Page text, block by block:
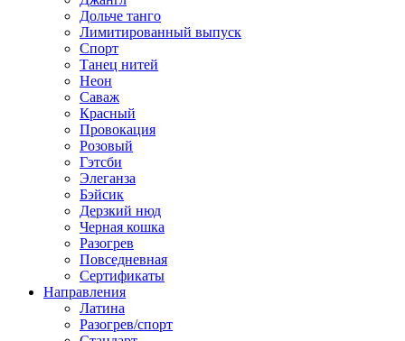
Дольче танго
Лимитированный выпуск
Спорт
Танец нитей
Неон
Саваж
Красный
Провокация
Розовый
Гэтсби
Элеганза
Бэйсик
Дерзкий нюд
Черная кошка
Разогрев
Повседневная
Сертификаты
Направления
Латина
Разогрев/спорт